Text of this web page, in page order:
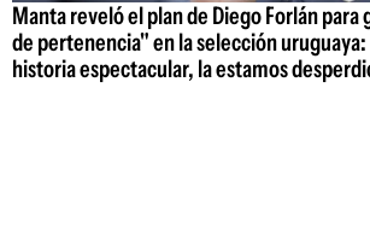
Manta reveló el plan de Diego Forlán
de pertenencia" en la selección
historia espectacular, la estamos